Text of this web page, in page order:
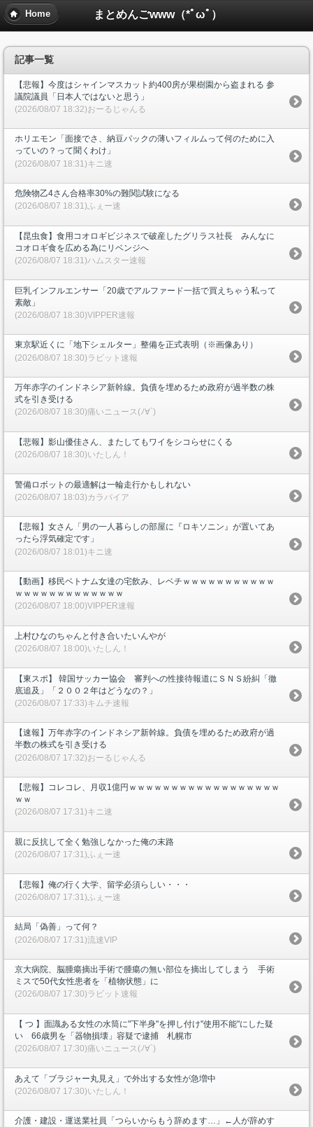
まとめんごwww（*ﾟωﾟ）
Home
記事一覧
【悲報】今度はシャインマスカット約400房が果樹園から盗まれる 参
議院議員「日本人ではないと思う」
(2026/08/07 18:32)おーるじゃんる
ホリエモン「面接でさ、納豆パックの薄いフィルムって何のために入
っていの？って聞くわけ」
(2026/08/07 18:31)キニ速
危険物乙4さん合格率30%の難関試験になる
(2026/08/07 18:31)ふぇー速
【昆虫食】食用コオロギビジネスで破産したグリラス社長 みんなに
コオロギ食を広める為にリベンジへ
(2026/08/07 18:31)ハムスター速報
巨乳インフルエンサー「20歳でアルファード一括で買えちゃう私って
素敵」
(2026/08/07 18:30)VIPPER速報
東京駅近くに「地下シェルター」整備を正式表明（※画像あり）
(2026/08/07 18:30)ラビット速報
万年赤字のインドネシア新幹線。負債を埋めるため政府が過半数の株
式を引き受ける
(2026/08/07 18:30)痛いニュース(ﾉ∀`)
【悲報】影山優佳さん、またしてもワイをシコらせにくる
(2026/08/07 18:30)いたしん！
警備ロボットの最適解は一輪走行かもしれない
(2026/08/07 18:03)カラパイア
【悲報】女さん「男の一人暮らしの部屋に『ロキソニン』が置いてあ
ったら浮気確定です」
(2026/08/07 18:01)キニ速
【動画】移民ベトナム女達の宅飲み、レベチｗｗｗｗｗｗｗｗｗｗｗ
ｗｗｗｗｗｗｗｗｗｗｗｗｗ
(2026/08/07 18:00)VIPPER速報
上村ひなのちゃんと付き合いたいんやが
(2026/08/07 18:00)いたしん！
【東スポ】 韓国サッカー協会 審判への性接待報道にＳＮＳ紛糾「徹
底追及」「２００２年はどうなの？」
(2026/08/07 17:33)キムチ速報
【速報】万年赤字のインドネシア新幹線。負債を埋めるため政府が過
半数の株式を引き受ける
(2026/08/07 17:32)おーるじゃんる
【悲報】コレコレ、月収1億円ｗｗｗｗｗｗｗｗｗｗｗｗｗｗｗｗｗｗ
ｗｗ
(2026/08/07 17:31)キニ速
親に反抗して全く勉強しなかった俺の末路
(2026/08/07 17:31)ふぇー速
【悲報】俺の行く大学、留学必須らしい・・・
(2026/08/07 17:31)ふぇー速
結局「偽善」って何？
(2026/08/07 17:31)流速VIP
京大病院、脳腫瘍摘出手術で腫瘍の無い部位を摘出してしまう 手術
ミスで50代女性患者を「植物状態」に
(2026/08/07 17:30)ラビット速報
【 つ 】面識ある女性の水筒に"下半身"を押し付け"使用不能"にした疑
い 66歳男を「器物損壊」容疑で逮捕 札幌市
(2026/08/07 17:30)痛いニュース(ﾉ∀`)
あえて「ブラジャー丸見え」で外出する女性が急増中
(2026/08/07 17:30)いたしん！
介護・建設・運送業社員「つらいからもう辞めます…」←人が辞めす